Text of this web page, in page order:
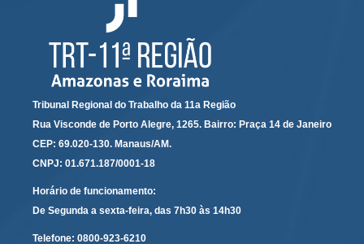
Calendário das Sessões do Pleno e Especializadas 2026
Carta de Serviços ao Cidadão
Cartilhas
Cadastro de Peritos, Tradutores e Intérpretes
Calendários
Calendário Geral
Calendário de Eventos passados
Tribunal Regional do Trabalho da 11a Região
Rua Visconde de Porto Alegre, 1265. Bairro: Praça 14 de Janeiro
CEP: 69.020-130. Manaus/AM.
CNPJ: 01.671.187/0001-18
Horário de funcionamento:
De Segunda a sexta-feira, das 7h30 às 14h30
Telefone: 0800-923-6210